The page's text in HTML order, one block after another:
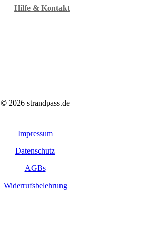
Hilfe & Kontakt
© 2026 strandpass.de
Impressum
Datenschutz
AGBs
Widerrufsbelehrung